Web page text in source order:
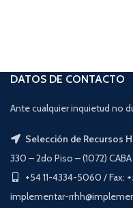
DATOS DE CONTACTO
Ante cualquier inquietud no
Selección de Recursos
330 – 2do Piso – (1072)
+54 11-4334-5060 / Fax:
implementar-